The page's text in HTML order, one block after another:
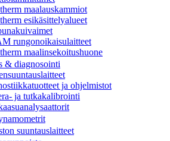
maalauskammiot
esikäsittelyalueet
rungonoikaisulaitteet
maalinsekoitushuone
& diagnosointi
ja ohjelmistot
ja tutkakalibrointi
suuntauslaitteet